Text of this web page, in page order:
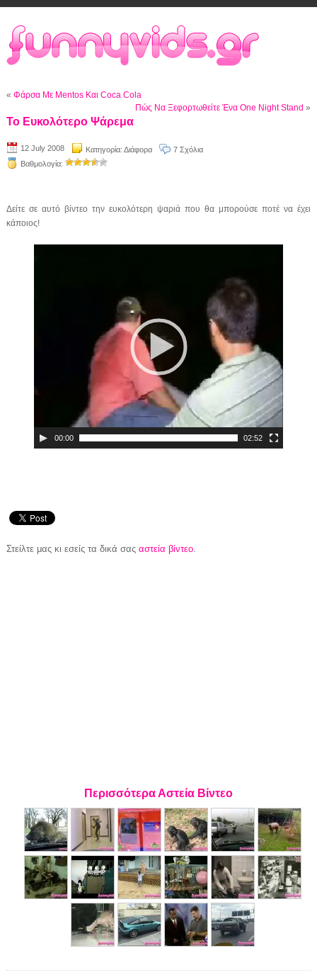
« Φάρσα Με Mentos Και Coca Cola
Πώς Να Ξεφορτωθείτε Ένα One Night Stand »
Το Ευκολότερο Ψάρεμα
12 July 2008 Κατηγορία: Διάφορα
7 Σχόλια
Βαθμολογία:
Δείτε σε αυτό βίντεο την ευκολότερη ψαριά που θα μπορούσε ποτέ να έχει
κάποιος!
00:00 02:52
Στείλτε μας κι εσείς τα δικά σας αστεία βίντεο.
Περισσότερα Αστεία Βίντεο